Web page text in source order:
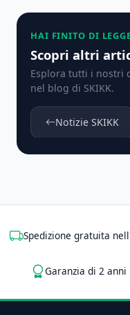
HAI FINITO DI
Scopri altri
Esplora tutti i nostri
nel blog di SKIKK.
Notizie SKIKK
Spedizione gratuita
Garanzia di 2 anni